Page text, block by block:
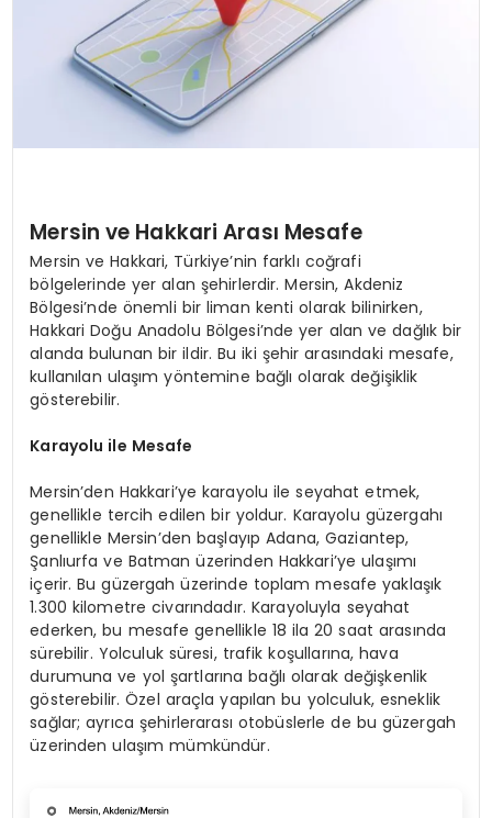
Mersin ve Hakkari Arası Mesafe
Mersin ve Hakkari, Türkiye’nin farklı coğrafi
bölgelerinde yer alan şehirlerdir. Mersin, Akdeniz
Bölgesi’nde önemli bir liman kenti olarak bilinirken,
Hakkari Doğu Anadolu Bölgesi’nde yer alan ve dağlık bir
alanda bulunan bir ildir. Bu iki şehir arasındaki mesafe,
kullanılan ulaşım yöntemine bağlı olarak değişiklik
gösterebilir.
Karayolu ile Mesafe
Mersin’den Hakkari’ye karayolu ile seyahat etmek,
genellikle tercih edilen bir yoldur. Karayolu güzergahı
genellikle Mersin’den başlayıp Adana, Gaziantep,
Şanlıurfa ve Batman üzerinden Hakkari’ye ulaşımı
içerir. Bu güzergah üzerinde toplam mesafe yaklaşık
1.300 kilometre civarındadır. Karayoluyla seyahat
ederken, bu mesafe genellikle 18 ila 20 saat arasında
sürebilir. Yolculuk süresi, trafik koşullarına, hava
durumuna ve yol şartlarına bağlı olarak değişkenlik
gösterebilir. Özel araçla yapılan bu yolculuk, esneklik
sağlar; ayrıca şehirlerarası otobüslerle de bu güzergah
üzerinden ulaşım mümkündür.